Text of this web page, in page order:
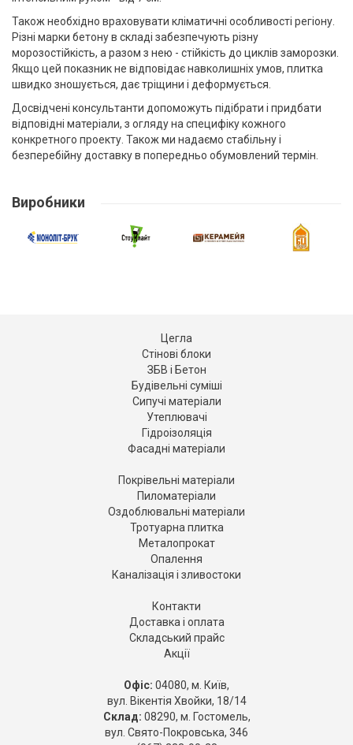
Також необхідно враховувати кліматичні особливості регіону.
Різні марки бетону в складі забезпечують різну
морозостійкість, а разом з нею - стійкість до циклів заморозки.
Якщо цей показник не відповідає навколишніх умов, плитка
швидко зношується, дає тріщини і деформується.
Досвідчені консультанти допоможуть підібрати і придбати
відповідні матеріали, з огляду на специфіку кожного
конкретного проекту. Також ми надаємо стабільну і
безперебійну доставку в попередньо обумовлений термін.
Виробники
Цегла
Стінові блоки
ЗБВ і Бетон
Будівельні суміші
Сипучі матеріали
Утеплювачі
Гідроізоляція
Фасадні матеріали
Покрівельні матеріали
Пиломатеріали
Оздоблювальні матеріали
Тротуарна плитка
Металопрокат
Опалення
Каналізація і зливостоки
Контакти
Доставка і оплата
Складський прайс
Акції
Офіс: 04080, м. Київ,
вул. Вікентія Хвойки, 18/14
Склад: 08290, м. Гостомель,
вул. Свято-Покровська, 346